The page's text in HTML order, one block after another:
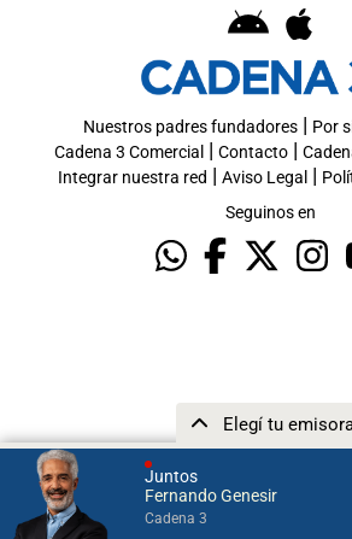
Juntos
Fernando Genesir
Cadena 3
Elegí tu
Nuestros padres fundadores| Por
Cadena 3 Comercial | Contacto|
Integrar nuestra red | Aviso Legal |
Seguinos en